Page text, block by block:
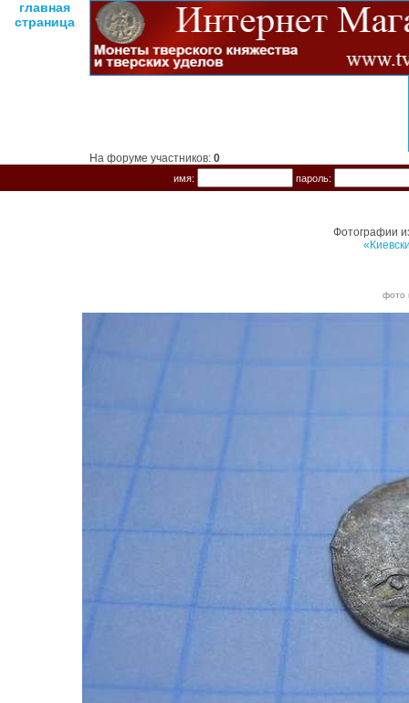
главная
страница
На форуме участников: 0
имя: пароль:
Фотографии
фото